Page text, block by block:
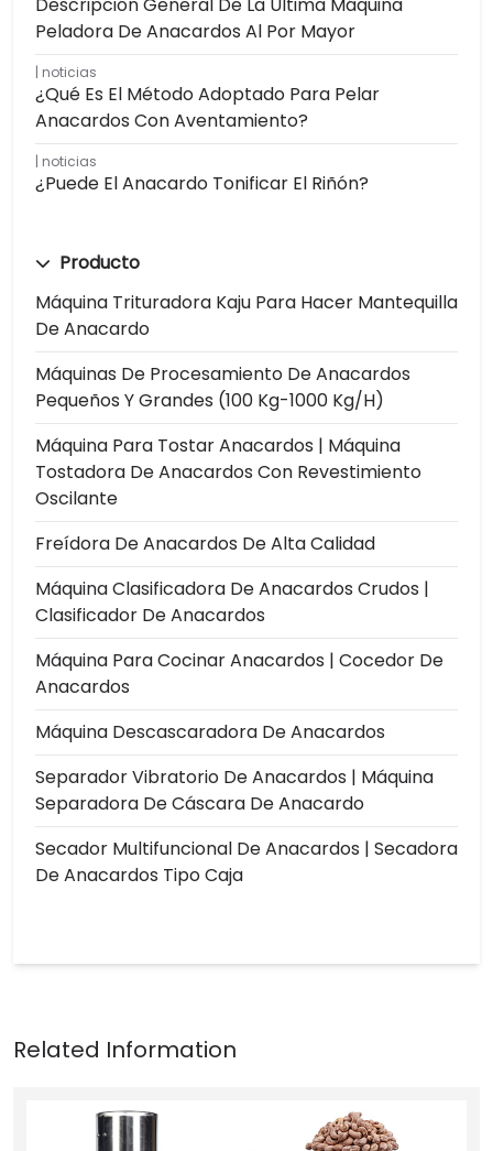
Descripción General De La Última Máquina
Peladora De Anacardos Al Por Mayor
noticias
¿Qué Es El Método Adoptado Para Pelar
Anacardos Con Aventamiento?
noticias
¿Puede El Anacardo Tonificar El Riñón?
Producto
Máquina Trituradora Kaju Para Hacer Mantequilla
De Anacardo
Máquinas De Procesamiento De Anacardos
Pequeños Y Grandes (100 Kg-1000 Kg/h)
Máquina Para Tostar Anacardos | Máquina
Tostadora De Anacardos Con Revestimiento
Oscilante
Freídora De Anacardos De Alta Calidad
Máquina Clasificadora De Anacardos Crudos |
Clasificador De Anacardos
Máquina Para Cocinar Anacardos | Cocedor De
Anacardos
Máquina Descascaradora De Anacardos
Separador Vibratorio De Anacardos | Máquina
Separadora De Cáscara De Anacardo
Secador Multifuncional De Anacardos | Secadora
De Anacardos Tipo Caja